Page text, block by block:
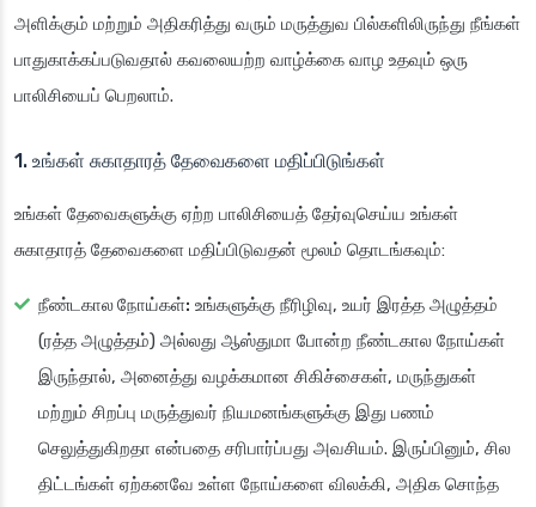
அளிக்கும் மற்றும் அதிகரித்து வரும் மருத்துவ பில்களிலிருந்து நீங்கள்
பாதுகாக்கப்படுவதால் கவலையற்ற வாழ்க்கை வாழ உதவும் ஒரு
பாலிசியைப் பெறலாம்.
1. உங்கள் சுகாதாரத் தேவைகளை மதிப்பிடுங்கள்
உங்கள் தேவைகளுக்கு ஏற்ற பாலிசியைத் தேர்வுசெய்ய உங்கள்
சுகாதாரத் தேவைகளை மதிப்பிடுவதன் மூலம் தொடங்கவும்:
நீண்டகால நோய்கள்: உங்களுக்கு நீரிழிவு, உயர் இரத்த அழுத்தம்
(ரத்த அழுத்தம்) அல்லது ஆஸ்துமா போன்ற நீண்டகால நோய்கள்
இருந்தால், அனைத்து வழக்கமான சிகிச்சைகள், மருந்துகள்
மற்றும் சிறப்பு மருத்துவர் நியமனங்களுக்கு இது பணம்
செலுத்துகிறதா என்பதை சரிபார்ப்பது அவசியம். இருப்பினும், சில
திட்டங்கள் ஏற்கனவே உள்ள நோய்களை விலக்கி, அதிக சொந்த